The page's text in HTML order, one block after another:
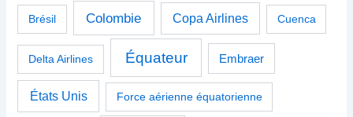
Brésil Colombie Copa Airlines Cuenca
Delta Airlines Équateur Embraer
États Unis Force aérienne équatorienne